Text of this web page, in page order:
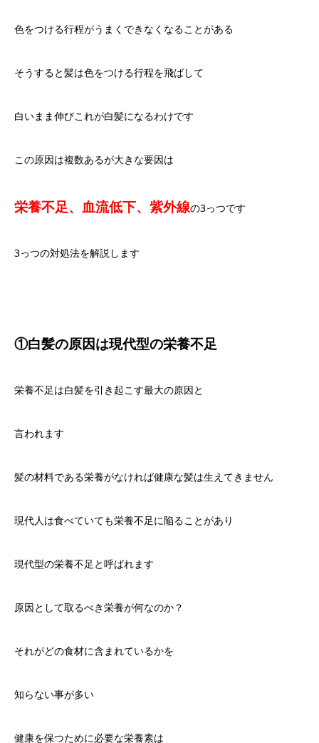
色をつける行程がうまくできなくなることがある
そうすると髪は色をつける行程を飛ばして
白いまま伸びこれが白髪になるわけです
この原因は複数あるが大きな要因は
栄養不足、血流低下、紫外線の3っつです
3っつの対処法を解説します
①白髪の原因は現代型の栄養不足
栄養不足は白髪を引き起こす最大の原因と
言われます
髪の材料である栄養がなければ健康な髪は生えてきません
現代人は食べていても栄養不足に陥ることがあり
現代型の栄養不足と呼ばれます
原因として取るべき栄養が何なのか？
それがどの食材に含まれているかを
知らない事が多い
健康を保つために必要な栄養素は